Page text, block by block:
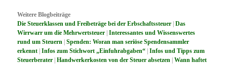
Weitere Blogbeiträge
Die Steuerklassen und Freibeträge bei der Erbschaftssteuer |Das
Wirrwarr um die Mehrwertsteuer |Interessantes und Wissenswertes
rund um Steuern |Spenden: Woran man seriöse Spendensammler
erkennt |Infos zum Stichwort „Einfuhrabgaben“ |Infos und Tipps zum
Steuerberater |Handwerkerkosten von der Steuer absetzen |Wann haftet